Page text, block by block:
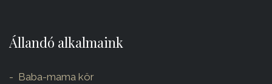
Állandó alkalmaink
Baba-mama kör